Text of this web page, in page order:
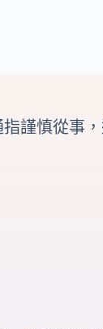
謹慎從事，